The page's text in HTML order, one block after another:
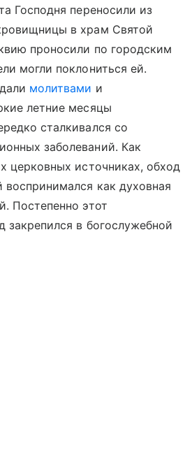
Господня переносили из
в храм Святой
проносили по городским
могли поклониться ей.
молитвами и
летние месяцы
сталкивался со
заболеваний. Как
церковных источниках, обход
воспринимался как духовная
Постепенно этот
закрепился в богослужебной